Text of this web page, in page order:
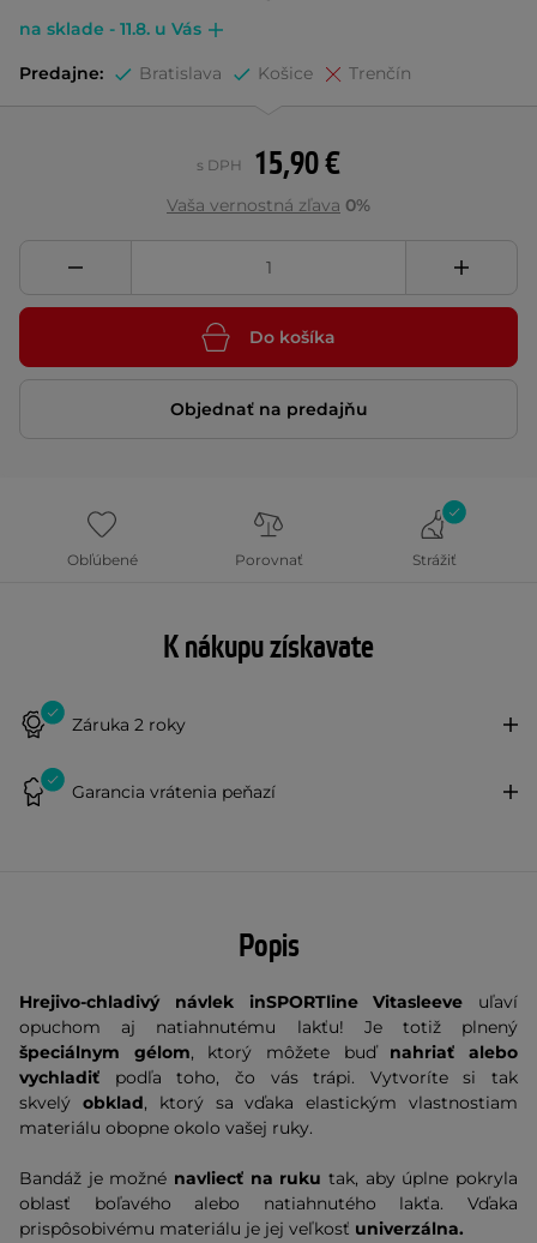
na sklade - 11.8. u Vás
Predajne: Bratislava Košice Trenčín
15,90 €
s DPH
Vaša vernostná zľava 0%
Do košíka
Objednať na predajňu
Obľúbené Porovnať Strážiť
K nákupu získavate
Záruka 2 roky
Garancia vrátenia peňazí
Popis
Hrejivo-chladivý návlek inSPORTline Vitasleeve uľaví
opuchom aj natiahnutému lakťu! Je totiž plnený
špeciálnym gélom, ktorý môžete buď nahriať alebo
vychladiť podľa toho, čo vás trápi. Vytvoríte si tak
skvelý obklad, ktorý sa vďaka elastickým vlastnostiam
materiálu obopne okolo vašej ruky.
Bandáž je možné navliecť na ruku tak, aby úplne pokryla
oblasť boľavého alebo natiahnutého lakťa. Vďaka
prispôsobivému materiálu je jej veľkosť univerzálna.